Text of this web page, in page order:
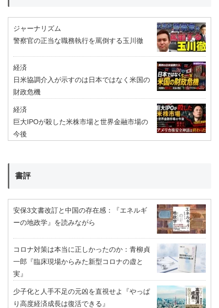
ジャーナリズム
警察官の正当な職務執行を罵倒する玉川徹
経済
日米協調介入が示すのは日本ではなく米国の
財政危機
経済
巨大IPOが殺した米株市場と世界金融市場の
今後
書評
安保3文書改訂と中国の存在感：『エネルギ
ーの地政学』を読みながら
コロナ対策は本当に正しかったのか：青柳貞
一郎『臨床現場からみた新型コロナの虚と
実』
少子化と人手不足の元凶を直視せよ『やっぱ
り高度経済成長は復活できる』